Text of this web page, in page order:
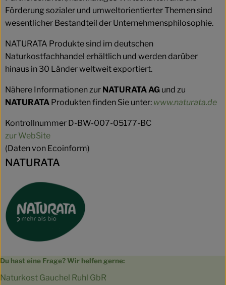
Förderung sozialer und umweltorientierter Themen sind
wesentlicher Bestandteil der Unternehmensphilosophie.
NATURATA Produkte sind im deutschen
Naturkostfachhandel erhältlich und werden darüber
hinaus in 30 Länder weltweit exportiert.
Nähere Informationen zur NATURATA AG und zu
NATURATA Produkten finden Sie unter: www.naturata.de
Kontrollnummer D-BW-007-05177-BC
zur WebSite
(Daten von Ecoinform)
NATURATA
Du hast eine Frage? Wir helfen gerne:
Naturkost Gauchel Ruhl GbR